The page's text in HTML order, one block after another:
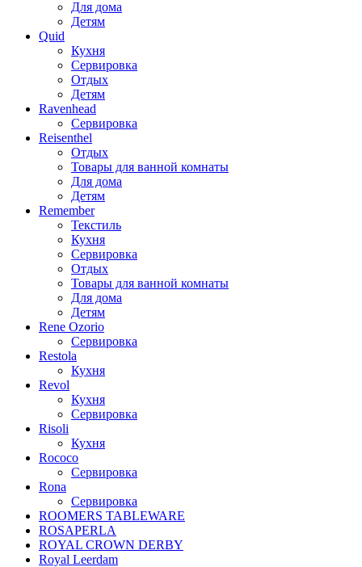
Для дома
Детям
Quid
Кухня
Сервировка
Отдых
Детям
Ravenhead
Сервировка
Reisenthel
Отдых
Товары для ванной комнаты
Для дома
Детям
Remember
Текстиль
Кухня
Сервировка
Отдых
Товары для ванной комнаты
Для дома
Детям
Rene Ozorio
Сервировка
Restola
Кухня
Revol
Кухня
Сервировка
Risoli
Кухня
Rococo
Сервировка
Rona
Сервировка
ROOMERS TABLEWARE
ROSAPERLA
ROYAL CROWN DERBY
Royal Leerdam